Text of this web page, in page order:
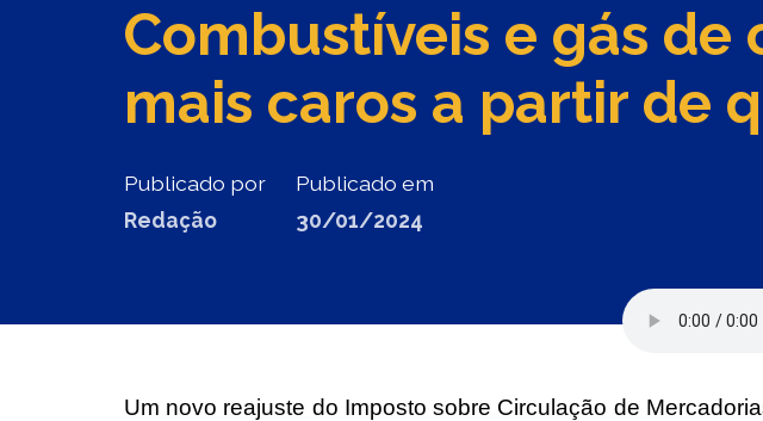
Combustíveis e gás de
mais caros a partir de
Publicado por
Redação
Publicado em
30/01/2024
Um novo reajuste do Imposto sobre Circulação de